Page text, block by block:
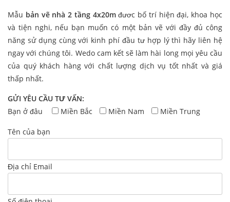
Mẫu bản vẽ nhà 2 tầng 4x20mđươc bố trí hiện đại, khoa học
và tiện nghi, nếu bạn muốn có một bản vẽ với đầy đủ công
năng sử dụng cùng với kinh phí đầu tư hợp lý thì hãy liên hệ
ngay với chúng tôi. Wedo cam kết sẽ làm hài long mọi yêu cầu
của quý khách hàng với chất lượng dịch vụ tốt nhất và giá
thấp nhất.
GỬI YÊU CẦU TƯ VẤN:
Bạn ở đâu
Miền Bắc Miền Nam Miền Trung
Tên của bạn
Địa chỉ Email